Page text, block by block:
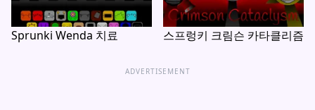
Sprunki Wenda 치료 스프렁키 크림슨 카타클리즘
ADVERTISEMENT